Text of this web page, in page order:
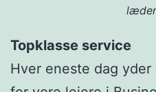
Topklasse service
Hver eneste dag